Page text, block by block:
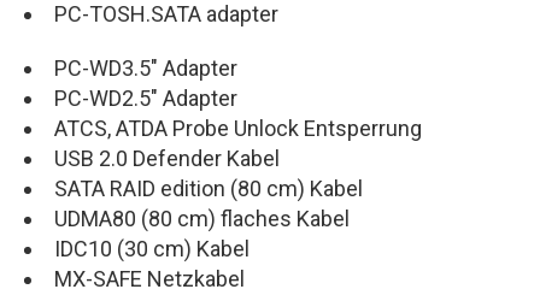
PC-TOSH.SATA adapter
PC-WD3.5" Adapter
PC-WD2.5" Adapter
ATCS, ATDA Probe Unlock Entsperrung
USB 2.0 Defender Kabel
SATA RAID edition (80 cm) Kabel
UDMA80 (80 cm) flaches Kabel
IDC10 (30 cm) Kabel
MX-SAFE Netzkabel